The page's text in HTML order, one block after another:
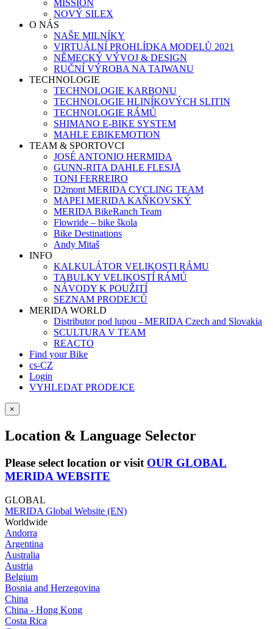
MISSION
NOVÝ SILEX
O NÁS
NAŠE MILNÍKY
VIRTUÁLNÍ PROHLÍDKA MODELŮ 2021
NĚMECKÝ VÝVOJ & DESIGN
RUČNÍ VÝROBA NA TAIWANU
TECHNOLOGIE
TECHNOLOGIE KARBONU
TECHNOLOGIE HLINÍKOVÝCH SLITIN
TECHNOLOGIE RÁMŮ
SHIMANO E-BIKE SYSTEM
MAHLE EBIKEMOTION
TEAM & SPORTOVCI
JOSÉ ANTONIO HERMIDA
GUNN-RITA DAHLE FLESJÅ
TONI FERREIRO
D2mont MERIDA CYCLING TEAM
MAPEI MERIDA KAŇKOVSKÝ
MERIDA BikeRanch Team
Flowride – bike škola
Bike Destinations
Andy Mitaš
INFO
KALKULÁTOR VELIKOSTI RÁMU
TABULKY VELIKOSTÍ RÁMŮ
NÁVODY K POUŽITÍ
SEZNAM PRODEJCŮ
MERIDA WORLD
Distributor pod lupou - MERIDA Czech and Slovakia
SCULTURA V TEAM
REACTO
Find your Bike
cs-CZ
Login
VYHLEDAT PRODEJCE
×
Location & Language Selector
Please select location or visit OUR GLOBAL
MERIDA WEBSITE
GLOBAL
MERIDA Global Website (EN)
Worldwide
Andorra
Argentina
Australia
Austria
Belgium
Bosnia and Herzegovina
China
China - Hong Kong
Costa Rica